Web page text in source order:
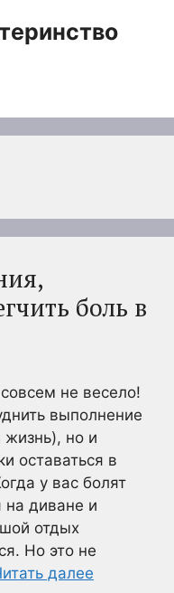
боль в
не весело!
выполнение
жизнь), но и
оставаться в
у вас болят
на диване и
отдых
Но это не
далее